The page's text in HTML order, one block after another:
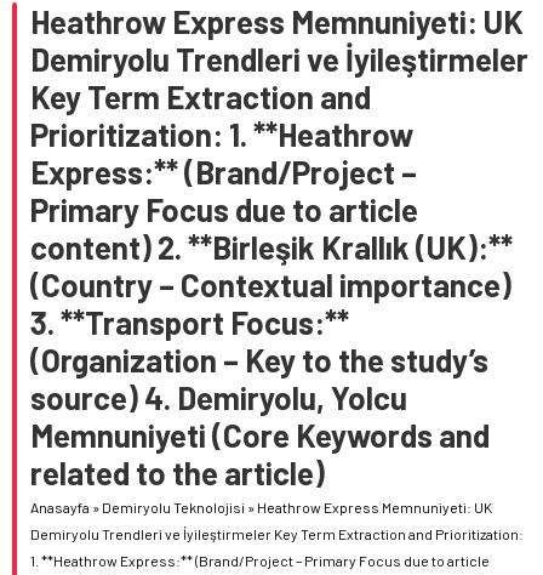
Heathrow Express Memnuniyeti: UK
Demiryolu Trendleri ve İyileştirmeler
Key Term Extraction and
Prioritization: 1. **Heathrow
Express:** (Brand/Project –
Primary Focus due to article
content) 2. **Birleşik Krallık (UK):**
(Country – Contextual importance)
3. **Transport Focus:**
(Organization – Key to the study’s
source) 4. Demiryolu, Yolcu
Memnuniyeti (Core Keywords and
related to the article)
Anasayfa » Demiryolu Teknolojisi » Heathrow Express Memnuniyeti: UK
Demiryolu Trendleri ve İyileştirmeler Key Term Extraction and Prioritization:
1. **Heathrow Express:** (Brand/Project – Primary Focus due to article